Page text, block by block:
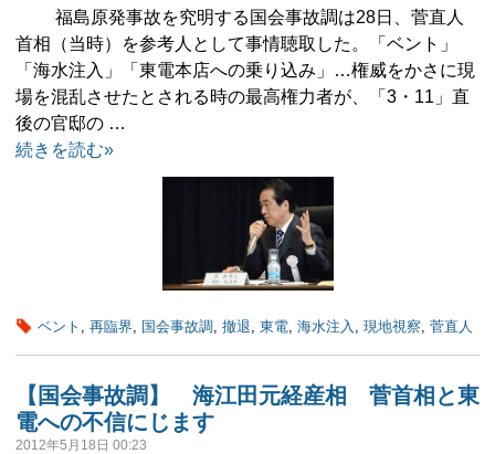
福島原発事故を究明する国会事故調は28日、菅直人
首相（当時）を参考人として事情聴取した。「ベント」
「海水注入」「東電本店への乗り込み」…権威をかさに現
場を混乱させたとされる時の最高権力者が、「3・11」直
後の官邸の …
続きを読む»
ベント , 再臨界, 国会事故調, 撤退, 東電, 海水注入 , 現地視察, 菅直人
【国会事故調】 海江田元経産相 菅首相と東
電への不信にじます
2012年5月18日 00:23